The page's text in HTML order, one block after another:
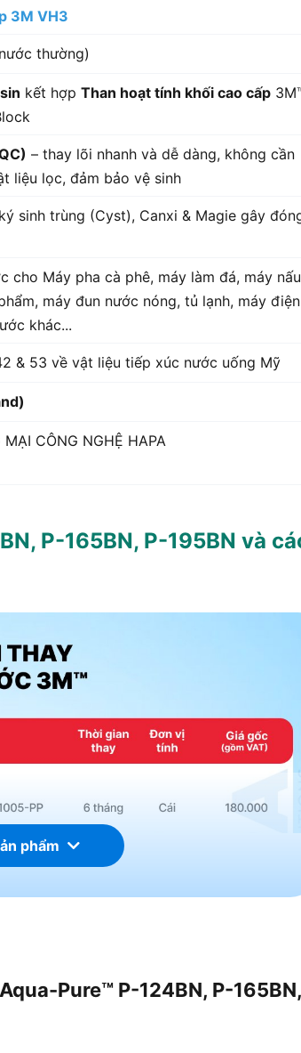
3M VH3
thường)
kết hợp Than hoạt tính khối cao cấp
– thay lõi nhanh và dễ dàng, không cần
liệu lọc, đảm bảo vệ sinh
sinh trùng (Cyst), Canxi & Magie gây
cho Máy pha cà phê, máy làm đá, máy nấu
máy đun nước nóng, tủ lạnh, máy điện
khác...
& 53 về vật liệu tiếp xúc nước uống Mỹ
CÔNG NGHỆ HAPA
P-165BN, P-195BN và
phẩm
Pure™ P-124BN, P-